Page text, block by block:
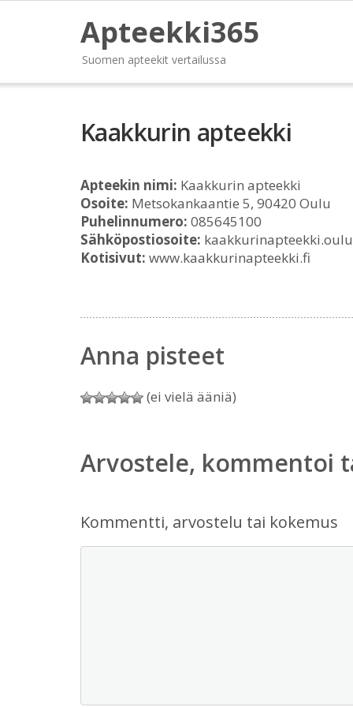
Apteekki365
Suomen apteekit vertailussa
Kaakkurin apteekki
Apteekin nimi: Kaakkurin apteekki
Osoite: Metsokankaantie 5, 90420 Oulu
Puhelinnumero: 085645100
Sähköpostiosoite:
Kotisivut: www.kaakkurinapteekki.fi
Anna pisteet
(ei vielä ääniä)
Arvostele, kommentoi
Kommentti, arvostelu tai kokemus